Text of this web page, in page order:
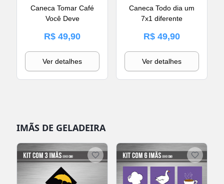
Caneca Tomar Café
Você Deve
R$ 49,90
Ver detalhes
Caneca Todo dia um
7x1 diferente
R$ 49,90
Ver detalhes
IMÃS DE GELADEIRA